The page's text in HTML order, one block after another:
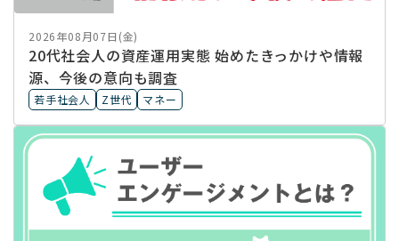
2026年08月07日(金)
20代社会人の資産運用実態 始めたきっかけや情報
源、今後の意向も調査
若手社会人 Z世代 マネー